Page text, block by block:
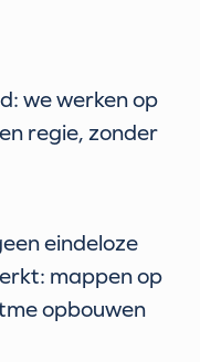
we werken op
regie, zonder
eindeloze
mappen op
opbouwen